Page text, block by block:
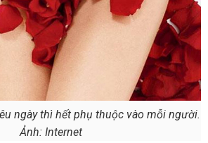
ngày thì hết phụ thuộc vào mỗi người.
Ảnh: Internet